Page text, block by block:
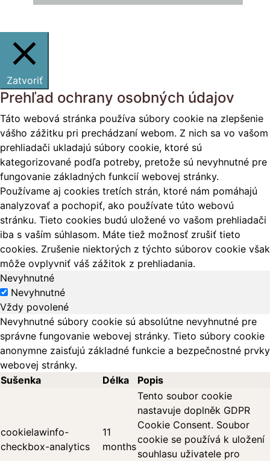
Zatvoriť
Prehľad ochrany osobných údajov
Táto webová stránka používa súbory cookie na zlepšenie
vášho zážitku pri prechádzaní webom. Z nich sa vo vašom
prehliadači ukladajú súbory cookie, ktoré sú
kategorizované podľa potreby, pretože sú nevyhnutné pre
fungovanie základných funkcií webovej stránky.
Používame aj cookies tretích strán, ktoré nám pomáhajú
analyzovať a pochopiť, ako používate túto webovú
stránku. Tieto cookies budú uložené vo vašom prehliadači
iba s vaším súhlasom. Máte tiež možnosť zrušiť tieto
cookies. Zrušenie niektorých z týchto súborov cookie však
môže ovplyvniť váš zážitok z prehliadania.
Nevyhnutné
Nevyhnutné
Vždy povolené
Nevyhnutné súbory cookie sú absolútne nevyhnutné pre
správne fungovanie webovej stránky. Tieto súbory cookie
anonymne zaisťujú základné funkcie a bezpečnostné prvky
webovej stránky.
Sušenka
Délka Popis
cookielawinfo-
checkbox-analytics
11
months
Tento soubor cookie
nastavuje doplněk GDPR
Cookie Consent. Soubor
cookie se používá k uložení
souhlasu uživatele pro